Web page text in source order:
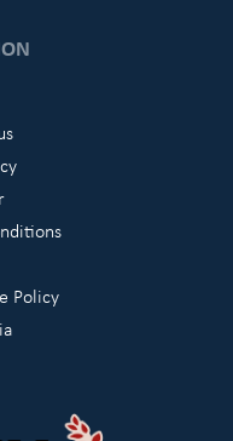
Policy